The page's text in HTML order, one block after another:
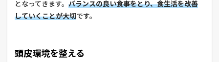
となってきます。 バランスの良い食事をとり、食生活を改善
していくことが大切です。
頭皮環境を整える